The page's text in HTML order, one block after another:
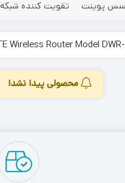
پوینت تقویت کننده شبکه
محصولی پیدا نشد!